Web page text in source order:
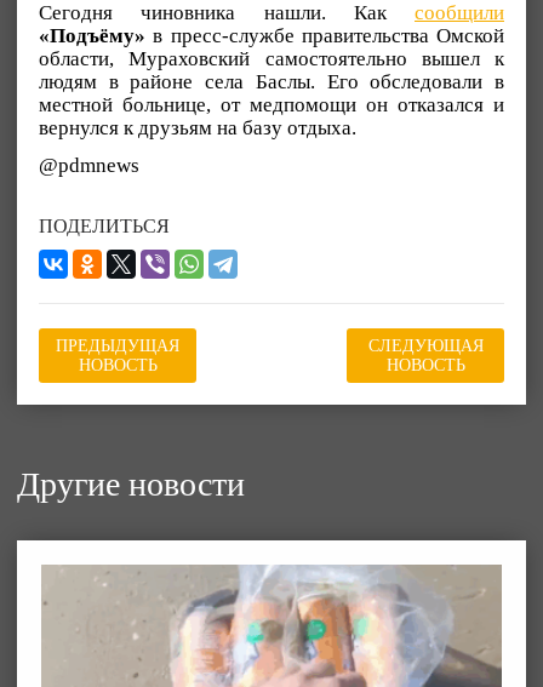
Сегодня чиновника нашли. Как сообщили
«Подъёму» в пресс-службе правительства Омской
области, Мураховский самостоятельно вышел к
людям в районе села Баслы. Его обследовали в
местной больнице, от медпомощи он отказался и
вернулся к друзьям на базу отдыха.
@pdmnews
ПОДЕЛИТЬСЯ
ПРЕДЫДУЩАЯ
НОВОСТЬ
СЛЕДУЮЩАЯ
НОВОСТЬ
Другие новости